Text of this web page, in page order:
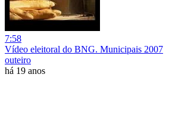
7:58
Vídeo eleitoral do BNG. Municipais 2007
outeiro
há 19 anos